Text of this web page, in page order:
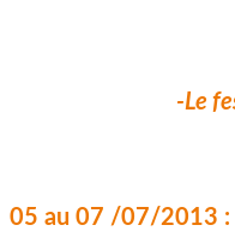
-Le
05 au 07 /07/2013 :